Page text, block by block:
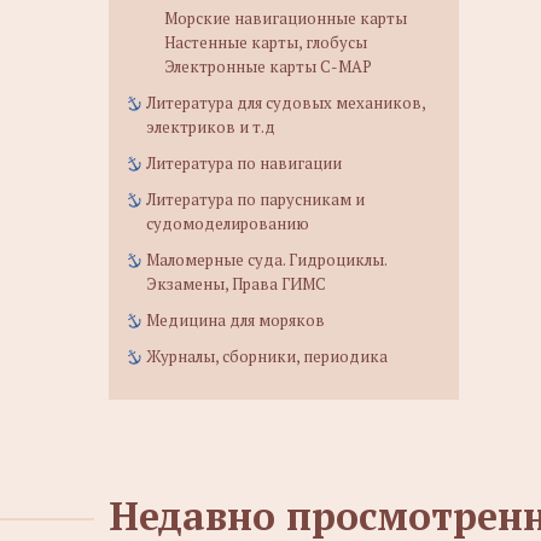
Морские навигационные карты
Настенные карты, глобусы
Электронные карты C-MAP
Литература для судовых механиков,
электриков и т.д
Литература по навигации
Литература по парусникам и
судомоделированию
Маломерные суда. Гидроциклы.
Экзамены, Права ГИМС
Медицина для моряков
Журналы, сборники, периодика
Недавно